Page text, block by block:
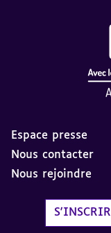
Espace presse
Nous contacter
Nous rejoindre